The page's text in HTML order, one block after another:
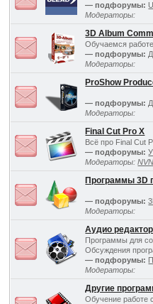
— подфорумы:
Модераторы:
3D Album
Обучаемся
— подфорумы:
Модераторы:
ProShow
— подфорумы:
Модераторы:
Final Cut Pro X
Всё про Final Cut
— подфорумы:
Модераторы:NVN
Программы 3D
— подфорумы:
Модераторы:
Аудио
Программы для
Обсуждения
— подфорумы:
Модераторы:
Другие
Обучение работе